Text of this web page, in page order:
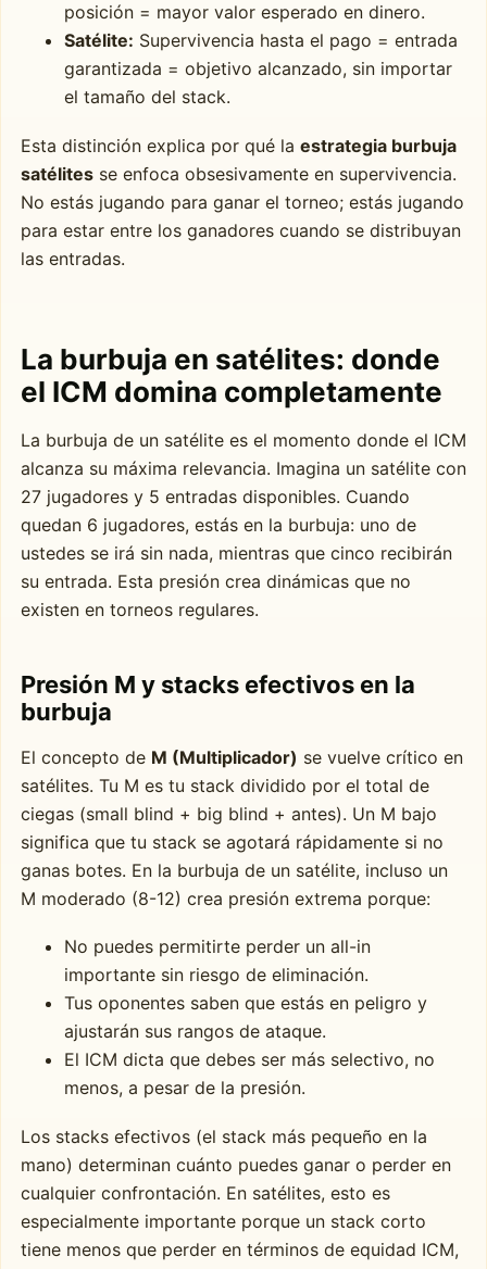
posición = mayor valor esperado en dinero.
Satélite: Supervivencia hasta el pago = entrada
garantizada = objetivo alcanzado, sin importar
el tamaño del stack.
Esta distinción explica por qué la estrategia burbuja
satélites se enfoca obsesivamente en supervivencia.
No estás jugando para ganar el torneo; estás jugando
para estar entre los ganadores cuando se distribuyan
las entradas.
La burbuja en satélites: donde
el ICM domina completamente
La burbuja de un satélite es el momento donde el ICM
alcanza su máxima relevancia. Imagina un satélite con
27 jugadores y 5 entradas disponibles. Cuando
quedan 6 jugadores, estás en la burbuja: uno de
ustedes se irá sin nada, mientras que cinco recibirán
su entrada. Esta presión crea dinámicas que no
existen en torneos regulares.
Presión M y stacks efectivos en la
burbuja
El concepto de M (Multiplicador) se vuelve crítico en
satélites. Tu M es tu stack dividido por el total de
ciegas (small blind + big blind + antes). Un M bajo
significa que tu stack se agotará rápidamente si no
ganas botes. En la burbuja de un satélite, incluso un
M moderado (8-12) crea presión extrema porque:
No puedes permitirte perder un all-in
importante sin riesgo de eliminación.
Tus oponentes saben que estás en peligro y
ajustarán sus rangos de ataque.
El ICM dicta que debes ser más selectivo, no
menos, a pesar de la presión.
Los stacks efectivos (el stack más pequeño en la
mano) determinan cuánto puedes ganar o perder en
cualquier confrontación. En satélites, esto es
especialmente importante porque un stack corto
tiene menos que perder en términos de equidad ICM,